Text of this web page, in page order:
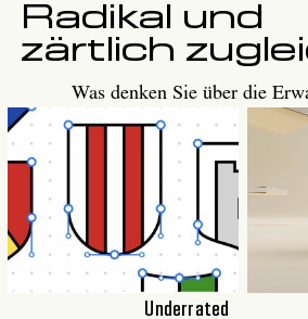
Radikal und
zärtlich
Was denken Sie über die
Underrated